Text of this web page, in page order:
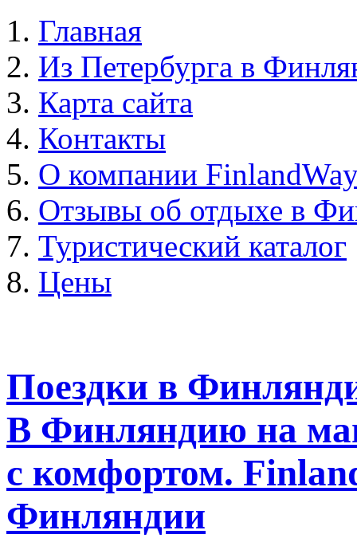
Главная
Из Петербурга в
Карта сайта
Контакты
О компании
Отзывы об отдыхе в
Туристический каталог
Цены
Поездки в
В Финляндию на
с комфортом.
Финляндии